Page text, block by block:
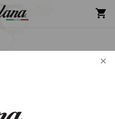
×
evasi in ordine cronologico a
vi augura buone ferie!